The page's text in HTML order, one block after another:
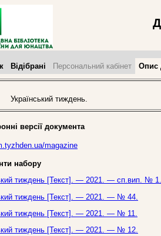
Відібрані Персональний кабінет Опис
Український тиждень.
версії документа
magazine
набору
тиждень [Текст]. — 2021. — сп.вип. № 1.
тиждень [Текст]. — 2021. — № 44.
тиждень [Текст]. — 2021. — № 11.
тиждень [Текст]. — 2021. — № 12.